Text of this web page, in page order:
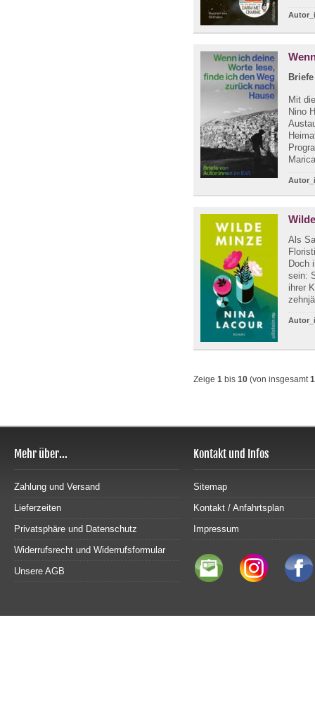
Mit
Nino
Als
Doch
sein:
ihrer
Zeige 1 bis 10 (von insgesamt
Mehr über...
Zahlung und Versand
Lieferzeiten
Privatsphäre und Datenschutz
Widerrufsrecht und Widerrufsformular
Unsere AGB
Kontakt und Infos
Sitemap
Kontakt / Anfahrtsplan
Impressum